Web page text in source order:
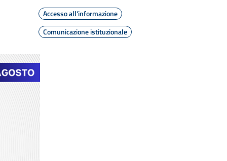
Accesso all'informazione
Comunicazione istituzionale